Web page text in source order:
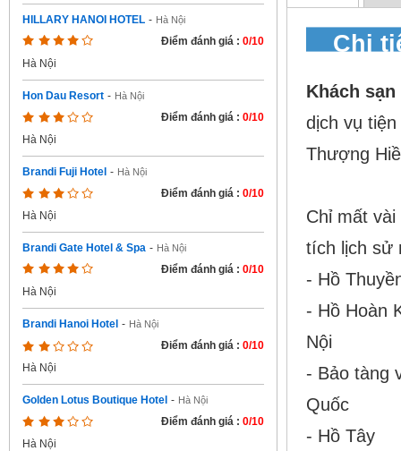
HILLARY HANOI HOTEL - Hà Nội
Điểm đánh giá : 0/10
Hà Nội
Hon Dau Resort - Hà Nội
Điểm đánh giá : 0/10
Hà Nội
Brandi Fuji Hotel - Hà Nội
Điểm đánh giá : 0/10
Hà Nội
Brandi Gate Hotel & Spa - Hà Nội
Điểm đánh giá : 0/10
Hà Nội
Brandi Hanoi Hotel - Hà Nội
Điểm đánh giá : 0/10
Hà Nội
Golden Lotus Boutique Hotel - Hà Nội
Điểm đánh giá : 0/10
Hà Nội
Chi
Khách sạn
dịch vụ
Thượng
Chỉ mất
tích lịch sử
- Hồ
- Hồ Hoàn
Nội
- Bảo tàng
Quốc
- Hồ Tây